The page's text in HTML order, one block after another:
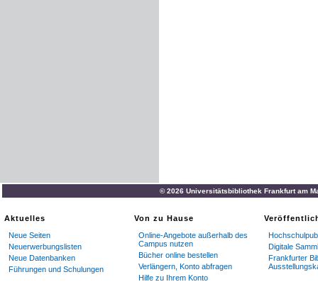
© 2026 Universitätsbibliothek Frankfurt am
Aktuelles
Neue Seiten
Neuerwerbungslisten
Neue Datenbanken
Führungen und Schulungen
Von zu Hause
Online-Angebote außerhalb des
Campus nutzen
Bücher online bestellen
Verlängern, Konto abfragen
Hilfe zu Ihrem Konto
Digitale
Frankfurter